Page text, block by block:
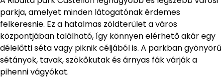
parkja, amelyet minden látogatónak érdemes
felkeresnie. Ez a hatalmas zöldterület a város
központjában található, így könnyen elérhető akár egy
délelőtti séta vagy piknik céljából is. A parkban gyönyörű
sétányok, tavak, szökőkutak és árnyas fák várják a
pihenni vágyókat.